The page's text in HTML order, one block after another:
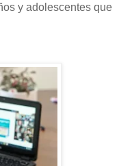
y adolescentes que